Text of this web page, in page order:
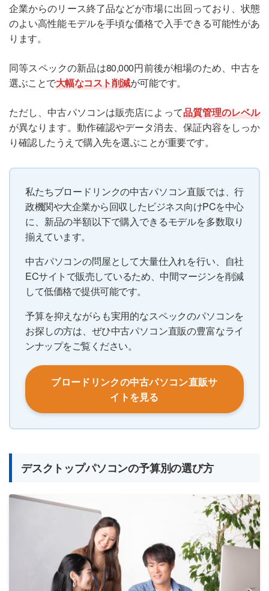
企業からのリース終了品などが市場に出回っており、状態
のよい高性能モデルを手頃な価格で入手できる可能性があ
ります。
同等スペックの新品は80,000円前後が相場のため、中古を
選ぶことで大幅なコスト削減が可能です。
ただし、中古パソコンは販売店によって品質管理のレベル
が異なります。動作確認やデータ消去、保証内容をしっか
り確認したうえで購入先を選ぶことが重要です。
私たちブロードリンクの中古パソコン直販では、行
政機関や大企業から回収したビジネス向けPCを中心
に、新品の半額以下で購入できるモデルを多数取り
揃えています。
中古パソコンの問屋として大量仕入れを行い、自社
ECサイトで販売しているため、中間マージンを削減
して低価格で提供可能です。
予算を抑えながらも実用的なスペックのパソコンを
お探しの方は、ぜひ中古パソコン直販の豊富なライ
ンナップをご覧ください。
ブロードリンクの中古パソコン直販サ
イトを見る
デスクトップパソコンの予算別の選び方